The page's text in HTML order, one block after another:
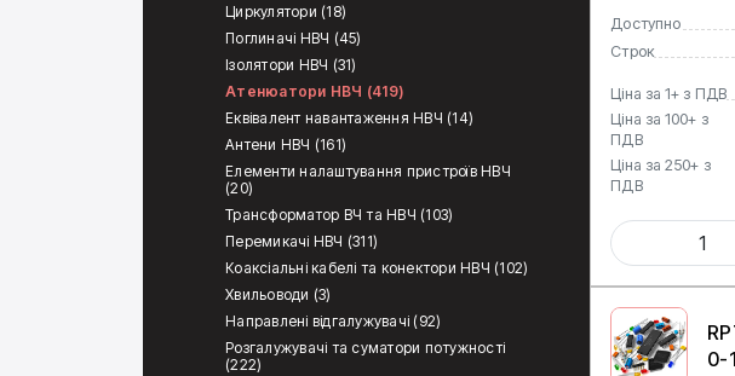
Циркулятори (18)
Поглиначі НВЧ (45)
Ізолятори НВЧ (31)
Атенюатори НВЧ (419)
Еквівалент навантаження НВЧ (14)
Антени НВЧ (161)
Елементи налаштування пристроїв НВЧ
(20)
Трансформатор ВЧ та НВЧ (103)
Перемикачі НВЧ (311)
Коаксіальні кабелі та конектори НВЧ (102)
Хвильоводи (3)
Направлені відгалужувачі (92)
Розгалужувачі та суматори потужності
(222)
Доступно
Строк
Ціна за 1+ з ПДВ
Ціна за 100+ з
ПДВ
Ціна за 250+ з
ПДВ
0-